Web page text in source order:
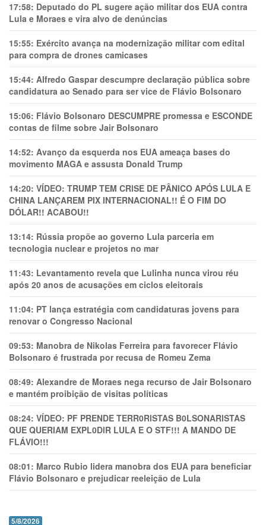
17:58: Deputado do PL sugere ação militar dos EUA contra
Lula e Moraes e vira alvo de denúncias
15:55: Exército avança na modernização militar com edital
para compra de drones camicases
15:44: Alfredo Gaspar descumpre declaração pública sobre
candidatura ao Senado para ser vice de Flávio Bolsonaro
15:06: Flávio Bolsonaro DESCUMPRE promessa e ESCONDE
contas de filme sobre Jair Bolsonaro
14:52: Avanço da esquerda nos EUA ameaça bases do
movimento MAGA e assusta Donald Trump
14:20: VÍDEO: TRUMP TEM CRlSE DE PÂNlCO APÓS LULA E
CHINA LANÇAREM PIX INTERNACIONAL!! É O FIM DO
DÓLAR!! ACABOU!!
13:14: Rússia propõe ao governo Lula parceria em
tecnologia nuclear e projetos no mar
11:43: Levantamento revela que Lulinha nunca virou réu
após 20 anos de acusações em ciclos eleitorais
11:04: PT lança estratégia com candidaturas jovens para
renovar o Congresso Nacional
09:53: Manobra de Nikolas Ferreira para favorecer Flávio
Bolsonaro é frustrada por recusa de Romeu Zema
08:49: Alexandre de Moraes nega recurso de Jair Bolsonaro
e mantém proibição de visitas políticas
08:24: VÍDEO: PF PRENDE TERR0RlSTAS B0LSONARlSTAS
QUE QUERIAM EXPL0DlR LULA E O STF!!! A MANDO DE
FLÁVIO!!!
08:01: Marco Rubio lidera manobra dos EUA para beneficiar
Flávio Bolsonaro e prejudicar reeleição de Lula
5/8/2026